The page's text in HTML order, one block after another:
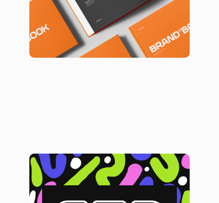
Логотип и фирменный стиль,
которые выходят за рамки
Брендинг
Логотипы